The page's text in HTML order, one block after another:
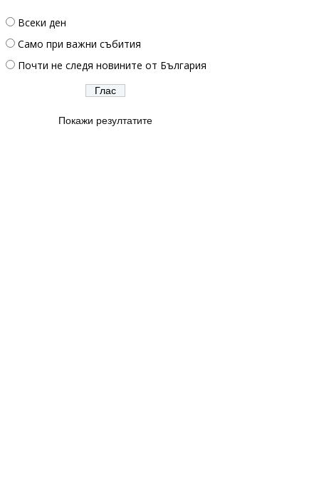
Всеки ден
Само при важни събития
Почти не следя новините от България
Покажи резултатите